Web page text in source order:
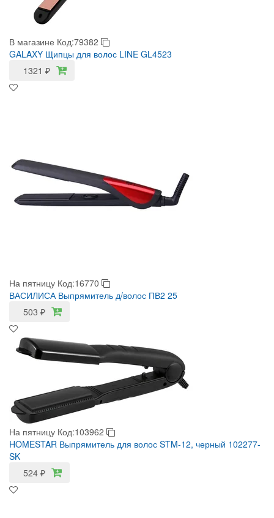
В магазине Код:79382
GALAXY Щипцы для волос LINE GL4523
1321 ₽
На пятницу Код:16770
ВАСИЛИСА Выпрямитель д/волос ПВ2 25
503 ₽
На пятницу Код:103962
HOMESTAR Выпрямитель для волос STM-12, черный 102277-
SK
524 ₽